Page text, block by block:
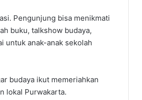
Pengunjung bisa menikmati
buku, talkshow budaya,
untuk anak-anak sekolah
budaya ikut memeriahkan
lokal Purwakarta.